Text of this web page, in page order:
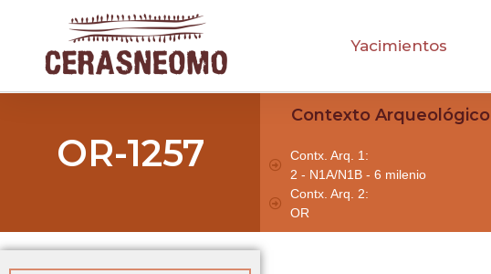
Yacimientos
OR-1257
Contexto Arqueológico
Contx. Arq. 1:
2 - N1A/N1B - 6 milenio
Contx. Arq. 2:
OR